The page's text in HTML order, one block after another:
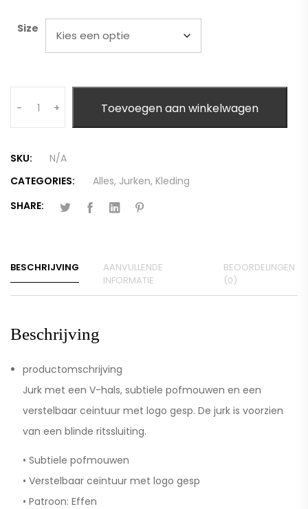
Size
-
+ Toevoegen aan winkelwagen
SKU:
N/A
CATEGORIES:
Alles, Jurken, Kleding
SHARE:
BESCHRIJVING
AANVULLENDE
INFORMATIE
BEOORDELINGEN
(0)
Beschrijving
productomschrijving
Jurk met een V-hals, subtiele pofmouwen en een
verstelbaar ceintuur met logo gesp. De jurk is voorzien
van een blinde ritssluiting.
• Subtiele pofmouwen
• Verstelbaar ceintuur met logo gesp
• Patroon: Effen